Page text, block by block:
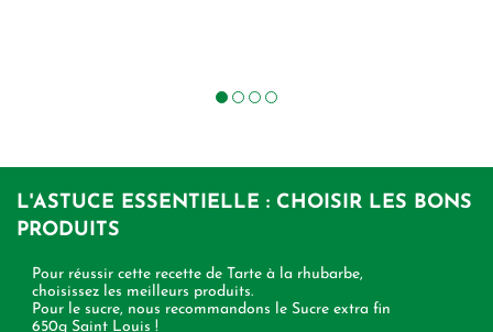
L'ASTUCE ESSENTIELLE : CHOISIR LES BONS
PRODUITS
Pour réussir cette recette de Tarte à la rhubarbe,
choisissez les meilleurs produits.
Pour le sucre, nous recommandons le Sucre extra fin
650g Saint Louis !